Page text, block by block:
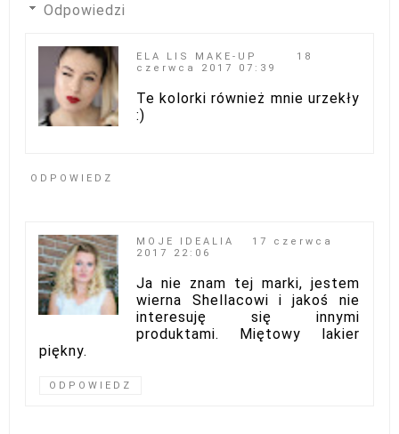
Odpowiedzi
ELA LIS MAKE-UP
18
czerwca 2017 07:39
Te kolorki również mnie urzekły
:)
ODPOWIEDZ
MOJE IDEALIA
17 czerwca
2017 22:06
Ja nie znam tej marki, jestem
wierna Shellacowi i jakoś nie
interesuję się innymi
produktami. Miętowy lakier
piękny.
ODPOWIEDZ